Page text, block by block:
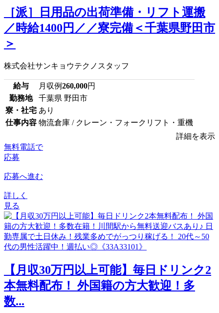
［派］日用品の出荷準備・リフト運搬
／時給1400円／／寮完備＜千葉県野田市
＞
株式会社サンキョウテクノスタッフ
給与 月収例260,000円
勤務地
千葉県 野田市
寮・社宅 あり
仕事内容 物流倉庫 / クレーン・フォークリフト・重機
詳細を表示
無料電話で
応募
応募へ進む
詳しく
見る
【月収30万円以上可能】毎日ドリンク2
本無料配布！ 外国籍の方大歓迎！多
数...